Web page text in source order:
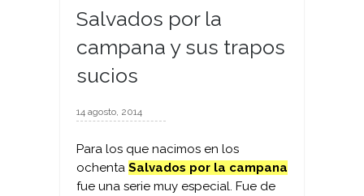
Salvados por la
campana y sus trapos
sucios
14 agosto, 2014
Para los que nacimos en los
ochenta Salvados por la campana
fue una serie muy especial. Fue de